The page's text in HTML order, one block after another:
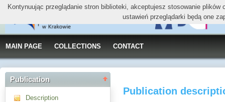
MAIN PAGE COLLECTIONS CONTACT
Publication
Description
Publication
Kontynuując przeglądanie stron biblioteki, akceptujesz stosowanie
ustawień przeglądarki będą one